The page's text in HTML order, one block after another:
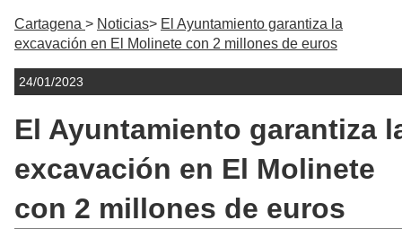
Cartagena Noticias
El Ayuntamiento garantiza la
excavación en El Molinete con 2 millones de euros
24/01/2023
El Ayuntamiento garantiza
excavación en El Molinete
con 2 millones de euros